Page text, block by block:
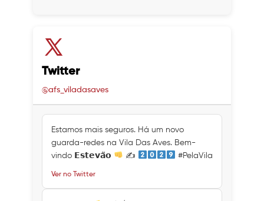
Twitter
@afs_viladasaves
Estamos mais seguros. Há um novo
guarda-redes na Vila Das Aves. Bem-
vindo 𝗘𝘀𝘁𝗲𝘃𝗮̃𝗼
✍ #PelaVila
Ver no Twitter